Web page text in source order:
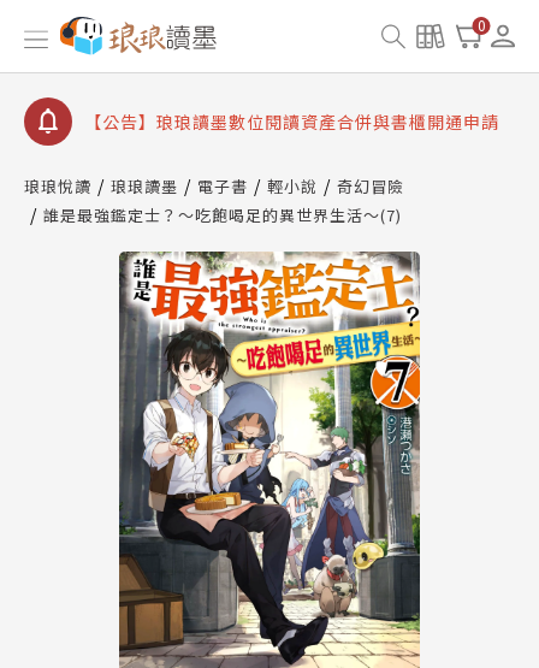
0
【公告】因 Readmoo 讀墨系統維護中，本站同步暫
停部分閱讀服務
【公告】琅琅讀墨數位閱讀資產合併與書櫃開通申請
【公告】琅琅讀墨書櫃開通常見問題
請圖文教學
【公告】琅琅書店服務升級重要說明及資產合併結果
查詢
【公告】因 Readmoo 讀墨系統維護中，本站同步暫
停部分閱讀服務
琅琅悅讀 琅琅讀墨 電子書 輕小說
奇幻冒險
誰是最強鑑定士？～吃飽喝足的異世界生活～(7)